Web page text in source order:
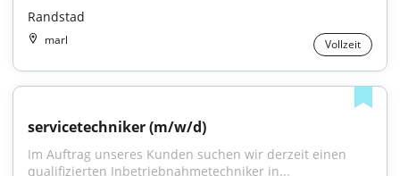
Randstad
marl Vollzeit
servicetechniker (m/w/d)
Im Auftrag unseres Kunden suchen wir derzeit einen
qualifizierten Inbetriebnahmetechniker in...